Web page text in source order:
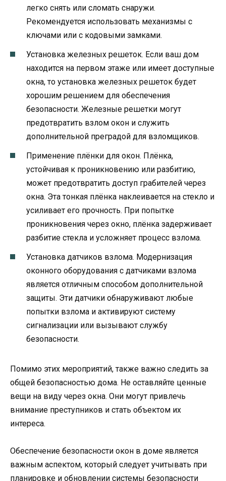
легко снять или сломать снаружи.
Рекомендуется использовать механизмы с
ключами или с кодовыми замками.
Установка железных решеток. Если ваш дом
находится на первом этаже или имеет доступные
окна, то установка железных решеток будет
хорошим решением для обеспечения
безопасности. Железные решетки могут
предотвратить взлом окон и служить
дополнительной преградой для взломщиков.
Применение плёнки для окон. Плёнка,
устойчивая к проникновению или разбитию,
может предотвратить доступ грабителей через
окна. Эта тонкая плёнка наклеивается на стекло и
усиливает его прочность. При попытке
проникновения через окно, плёнка задерживает
разбитие стекла и усложняет процесс взлома.
Установка датчиков взлома. Модернизация
оконного оборудования с датчиками взлома
является отличным способом дополнительной
защиты. Эти датчики обнаруживают любые
попытки взлома и активируют систему
сигнализации или вызывают службу
безопасности.
Помимо этих мероприятий, также важно следить за
общей безопасностью дома. Не оставляйте ценные
вещи на виду через окна. Они могут привлечь
внимание преступников и стать объектом их
интереса.
Обеспечение безопасности окон в доме является
важным аспектом, который следует учитывать при
планировке и обновлении системы безопасности